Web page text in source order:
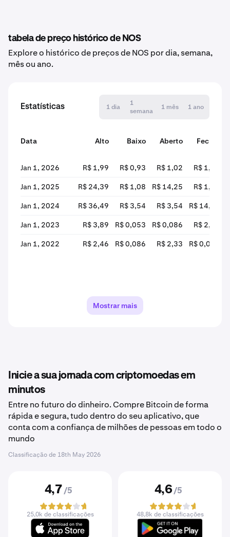
tabela de preço histórico de NOS
Explore o histórico de preços de NOS por dia, semana,
mês ou ano.
Estatísticas 1 dia
1
semana
1 mês 1 ano
Data Alto Baixo Aberto Fechar
Jan 1, 2026 R$ 1,99 R$ 0,93 R$ 1,02 R$ 1,33
Jan 1, 2025 R$ 24,39 R$ 1,08 R$ 14,25 R$ 1,08
Jan 1, 2024 R$ 36,49 R$ 3,54 R$ 3,54 R$ 14,99
Jan 1, 2023 R$ 3,89 R$ 0,053 R$ 0,086 R$ 2,72
Jan 1, 2022 R$ 2,46 R$ 0,086 R$ 2,33 R$ 0,086
Mostrar mais
Inicie a sua jornada com criptomoedas em
minutos
Entre no futuro do dinheiro. Compre Bitcoin de forma
rápida e segura, tudo dentro do seu aplicativo, que
conta com a confiança de milhões de pessoas em todo o
mundo
Classificação de 18th May 2026
4,7 /5
25,0k de classificações
4,6 /5
48,8k de classificações